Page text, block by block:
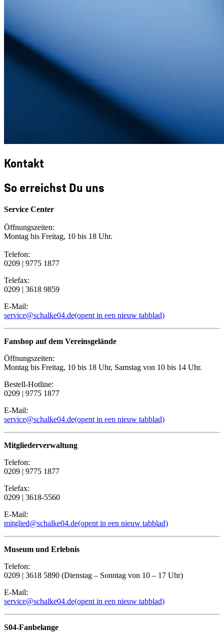
Kontakt
So erreichst Du uns
Service Center
Öffnungszeiten:
Montag bis Freitag, 10 bis 18 Uhr.
Telefon:
0209 | 9775 1877
Telefax:
0209 | 3618 9859
E-Mail:
service@schalke04.de(opent in een nieuw tabblad)
Fanshop auf dem Vereinsgelände
Öffnungszeiten:
Montag bis Freitag, 10 bis 18 Uhr, Samstag von 10 bis 14 Uhr.
Bestell-Hotline:
0209 | 9775 1877
E-Mail:
service@schalke04.de(opent in een nieuw tabblad)
Mitgliederverwaltung
Telefon:
0209 | 9775 1877
Telefax:
0209 | 3618-5560
E-Mail:
mitglied@schalke04.de(opent in een nieuw tabblad)
Museum und Erlebnis
Telefon:
0209 | 3618 5890 (Dienstag – Sonntag von 10 – 17 Uhr)
E-Mail:
service@schalke04.de(opent in een nieuw tabblad)
S04-Fanbelange